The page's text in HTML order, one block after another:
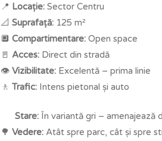
📍 Locație: Sector Centru
📐 Suprafață: 125 m²
🔲 Compartimentare: Open space
🚪 Acces: Direct din stradă
👁️ Vizibilitate: Excelentă – prima linie
🚶 Trafic: Intens pietonal și auto
Stare: În variantă gri – amenajează
🌳 Vedere: Atât spre parc, cât și spre